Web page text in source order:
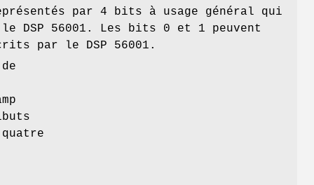
par 4 bits à usage général qui
DSP 56001. Les bits 0 et 1 peuvent
par le DSP 56001.